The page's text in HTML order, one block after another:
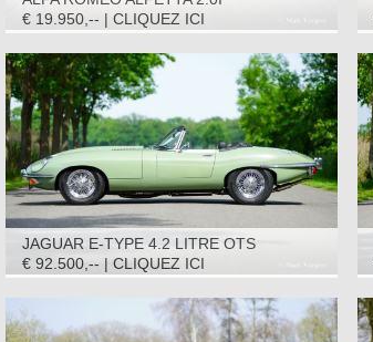
QUADRIFOGLIO ORO, 1983
€ 19.950,-- | CLIQUEZ ICI
JAGUAR E-TYPE 4.2 LITRE OTS
(ROADSTER) S2, 1969
€ 92.500,-- | CLIQUEZ ICI